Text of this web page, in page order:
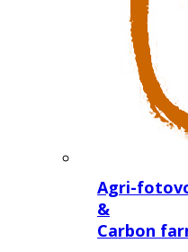
Agri-
&
Carbon